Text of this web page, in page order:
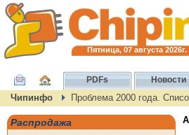
Пятница, 07 августа 2026г.
PDFs Новости
Чипинфо Проблема 2000 года.
Распродажа